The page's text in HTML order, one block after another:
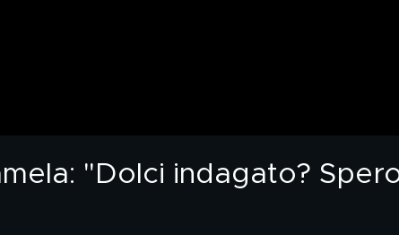
"Dolci indagato?